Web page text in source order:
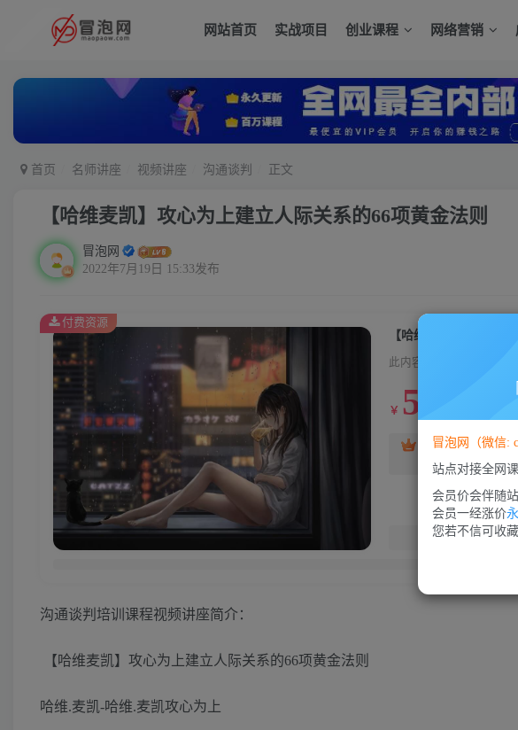
网站首页 实战项目 创业课程 网络营销
首页 名师讲座 视频讲座 沟通谈判 正文
【哈维麦凯】攻心为上建立人际关系的66项黄金法则
冒泡网
2022年7月19日 15:33发布
【哈维麦凯】攻心为上
此内容为付费资源，请付
￥ 5
VIP会员 免费
付费资源
沟通谈判培训课程视频讲座简介：
【哈维麦凯】攻心为上建立人际关系的66项黄金法则
哈维.麦凯-哈维.麦凯攻心为上
冒泡网（微信:
站点对接全网
会员价会伴随
会员一经涨价
您若不信可收